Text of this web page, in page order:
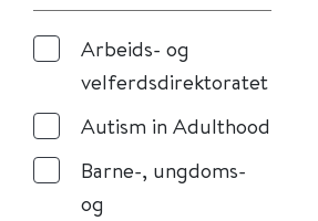
Arbeids- og
velferdsdirektoratet
Autism in Adulthood
Barne-, ungdoms-
og